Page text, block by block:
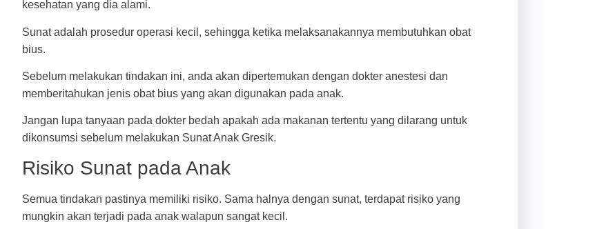
kesehatan yang dia alami.
Sunat adalah prosedur operasi kecil, sehingga ketika melaksanakannya membutuhkan obat
bius.
Sebelum melakukan tindakan ini, anda akan dipertemukan dengan dokter anestesi dan
memberitahukan jenis obat bius yang akan digunakan pada anak.
Jangan lupa tanyaan pada dokter bedah apakah ada makanan tertentu yang dilarang untuk
dikonsumsi sebelum melakukan Sunat Anak Gresik.
Risiko Sunat pada Anak
Semua tindakan pastinya memiliki risiko. Sama halnya dengan sunat, terdapat risiko yang
mungkin akan terjadi pada anak walapun sangat kecil.